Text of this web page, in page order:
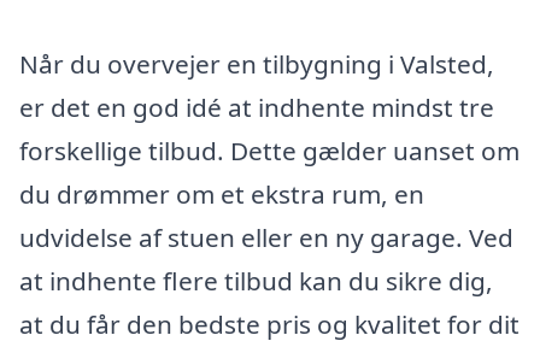
Når du overvejer en tilbygning i Valsted,
er det en god idé at indhente mindst tre
forskellige tilbud. Dette gælder uanset om
du drømmer om et ekstra rum, en
udvidelse af stuen eller en ny garage. Ved
at indhente flere tilbud kan du sikre dig,
at du får den bedste pris og kvalitet for dit